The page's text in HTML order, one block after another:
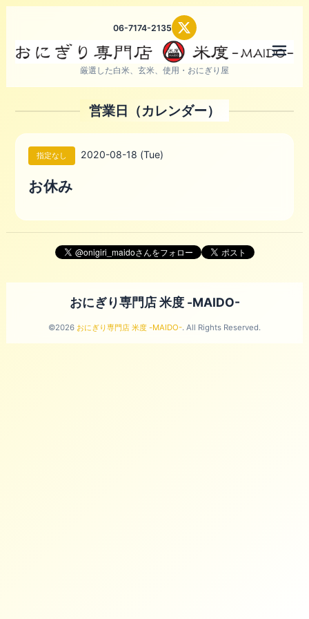
06-7174-2135
厳選した白米、玄米、使用・おにぎり屋
営業日（カレンダー）
指定なし 2020-08-18 (Tue)
お休み
おにぎり専門店 米度 -MAIDO-
©2026 おにぎり専門店 米度 -MAIDO-. All Rights Reserved.